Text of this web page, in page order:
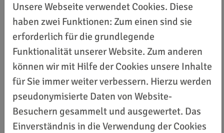
Tätigkeiten, feste Aufgaben mit Verantwortung
oder sogar ein Vorstandsamt. Oft gehen sie noch
zur Schule, sind in der Ausbildung oder im
Studium. Dennoch bringen Sie viel Zeit für ihre
Vereine und Vereinsmitglieder auf und stellen
andere Freizeitaktivitäten häufig hinten an.
Dieses Engagement ist großartig und verdient
Anerkennung!
Unsere Webseite verwendet Cookies. Diese
haben zwei Funktionen: Zum einen sind sie
erforderlich für die grundlegende
Funktionalität unserer Website. Zum anderen
können wir mit Hilfe der Cookies unsere Inhalte
für Sie immer weiter verbessern. Hierzu werden
pseudonymisierte Daten von Website-
Besuchern gesammelt und ausgewertet. Das
Einverständnis in die Verwendung der Cookies